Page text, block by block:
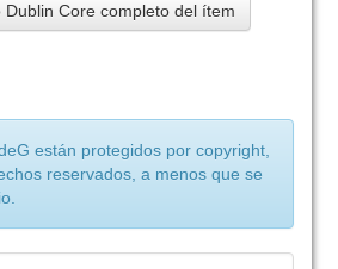
Core completo del ítem
están protegidos por copyright,
reservados, a menos que se